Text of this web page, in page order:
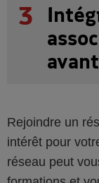
3
Rejoindre un
intérêt pour
réseau peut